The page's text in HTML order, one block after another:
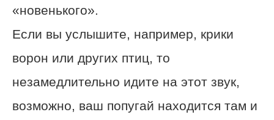
«новенького».
Если вы услышите, например, крики
ворон или других птиц, то
незамедлительно идите на этот звук,
возможно, ваш попугай находится там и